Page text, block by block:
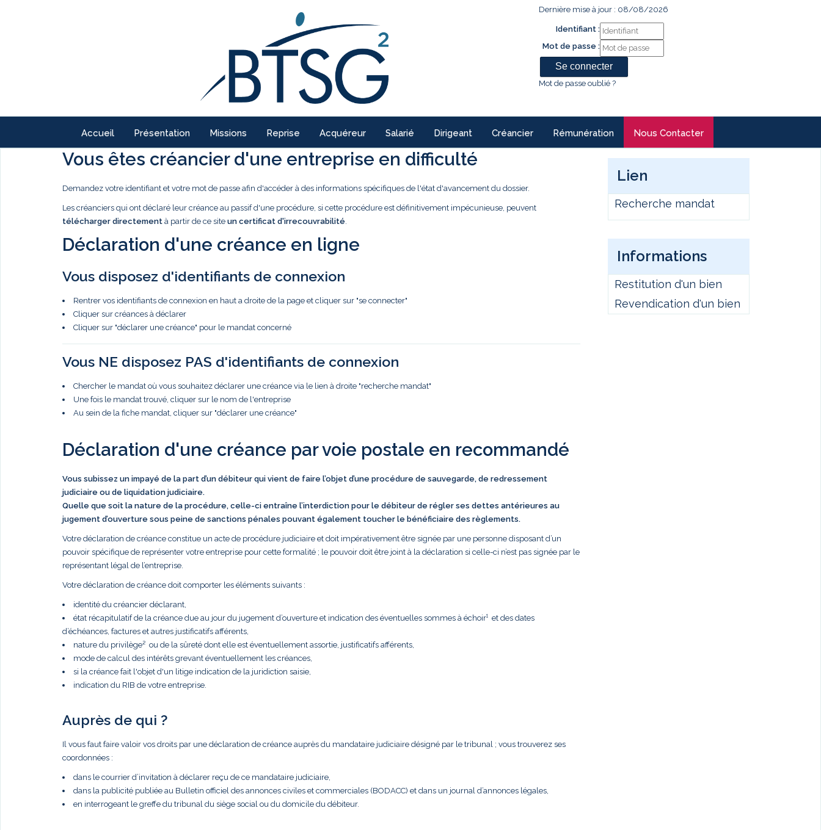
Dernière mise à jour : 08/08/2026
Identifiant :
Mot de passe :
Mot de passe oublié ?
Accueil Présentation Missions Reprise Acquéreur Salarié Dirigeant Créancier Rémunération Nous Contacter
Vous êtes créancier d'une entreprise en difficulté
Demandez votre identifiant et votre mot de passe afin d'accéder à des informations spécifiques de l'état d'avancement du dossier.
Les créanciers qui ont déclaré leur créance au passif d'une procédure, si cette procédure est définitivement impécunieuse, peuvent
télécharger directement à partir de ce site un certificat d'irrecouvrabilité.
Déclaration d'une créance en ligne
Vous disposez d'identifiants de connexion
Rentrer vos identifiants de connexion en haut a droite de la page et cliquer sur "se connecter"
Cliquer sur créances à déclarer
Cliquer sur "déclarer une créance" pour le mandat concerné
Vous NE disposez PAS d'identifiants de connexion
Chercher le mandat où vous souhaitez déclarer une créance via le lien à droite "recherche mandat"
Une fois le mandat trouvé, cliquer sur le nom de l'entreprise
Au sein de la fiche mandat, cliquer sur "déclarer une créance"
Déclaration d'une créance par voie postale en recommandé
Vous subissez un impayé de la part d’un débiteur qui vient de faire l’objet d’une procédure de sauvegarde, de redressement
judiciaire ou de liquidation judiciaire.
Quelle que soit la nature de la procédure, celle-ci entraîne l’interdiction pour le débiteur de régler ses dettes antérieures au
jugement d’ouverture sous peine de sanctions pénales pouvant également toucher le bénéficiaire des règlements.
Votre déclaration de créance constitue un acte de procédure judiciaire et doit impérativement être signée par une personne disposant d’un
pouvoir spécifique de représenter votre entreprise pour cette formalité ; le pouvoir doit être joint à la déclaration si celle-ci n’est pas signée par le
représentant légal de l’entreprise.
Votre déclaration de créance doit comporter les éléments suivants :
identité du créancier déclarant,
état récapitulatif de la créance due au jour du jugement d’ouverture et indication des éventuelles sommes à échoir¹ et des dates
d’échéances, factures et autres justificatifs afférents,
nature du privilège² ou de la sûreté dont elle est éventuellement assortie, justificatifs afférents,
mode de calcul des intérêts grevant éventuellement les créances,
si la créance fait l'objet d'un litige indication de la juridiction saisie,
indication du RIB de votre entreprise.
Auprès de qui ?
Il vous faut faire valoir vos droits par une déclaration de créance auprès du mandataire judiciaire désigné par le tribunal ; vous trouverez ses
coordonnées :
dans le courrier d’invitation à déclarer reçu de ce mandataire judiciaire,
dans la publicité publiée au Bulletin officiel des annonces civiles et commerciales (BODACC) et dans un journal d’annonces légales,
en interrogeant le greffe du tribunal du siège social ou du domicile du débiteur.
Lien
Recherche mandat
Informations
Restitution d'un bien
Revendication d'un bien